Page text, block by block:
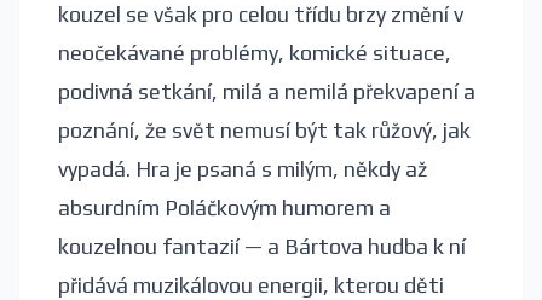
kouzel se však pro celou třídu brzy změní v
neočekávané problémy, komické situace,
podivná setkání, milá a nemilá překvapení a
poznání, že svět nemusí být tak růžový, jak
vypadá. Hra je psaná s milým, někdy až
absurdním Poláčkovým humorem a
kouzelnou fantazií — a Bártova hudba k ní
přidává muzikálovou energii, kterou děti